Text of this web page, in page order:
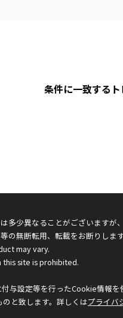
条件に一致するト
少異なることがございますが
無断転用、転載をお断りします
may vary.
site is prohibited.
設定等を行ったCookie情報を
と致します。詳しくはプライバ